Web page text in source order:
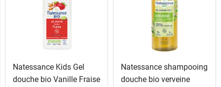
Natessance Kids Gel
douche bio Vanille Fraise
Natessance shampooing
douche bio verveine